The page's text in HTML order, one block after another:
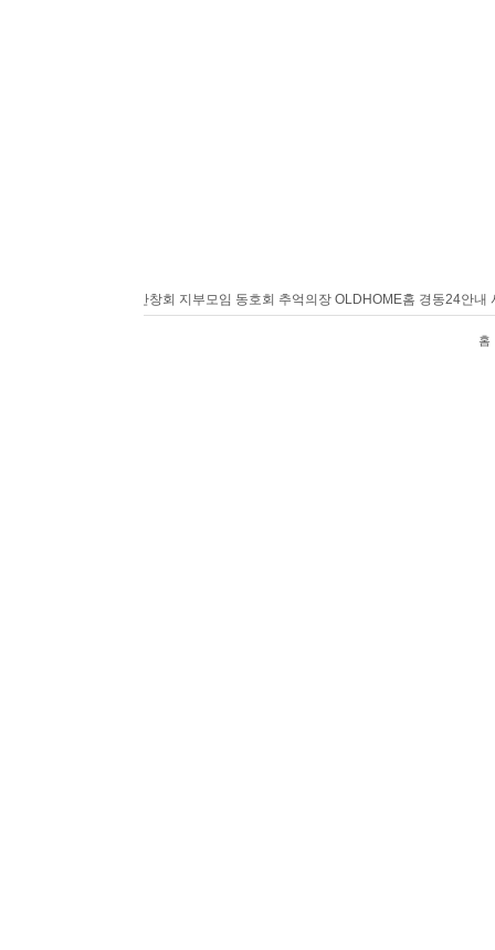
반창회 지부모임 동호회 추억의장 OLDHOME홈 경동24안내 사
홈